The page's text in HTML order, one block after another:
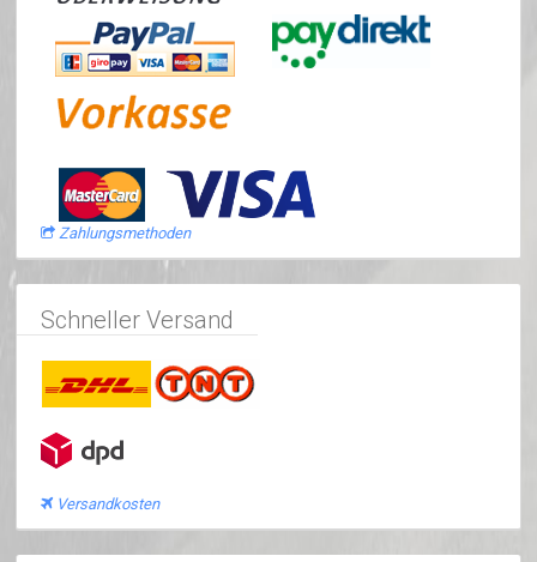
Zahlungsmethoden
Schneller Versand
Versandkosten